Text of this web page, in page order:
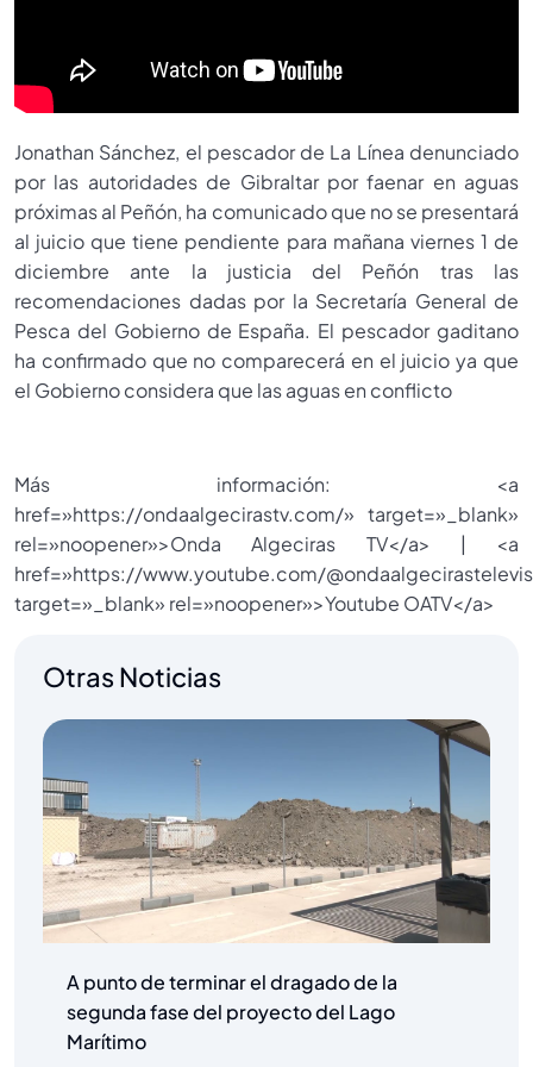
Jonathan Sánchez, el pescador de La Línea denunciado
por las autoridades de Gibraltar por faenar en aguas
próximas al Peñón, ha comunicado que no se presentará
al juicio que tiene pendiente para mañana viernes 1 de
diciembre ante la justicia del Peñón tras las
recomendaciones dadas por la Secretaría General de
Pesca del Gobierno de España. El pescador gaditano
ha confirmado que no comparecerá en el juicio ya que
el Gobierno considera que las aguas en conflicto
Más información: <a
href=»https://ondaalgecirastv.com/» target=»_blank»
rel=»noopener»>Onda Algeciras TV</a> | <a
href=»https://www.youtube.com/
target=»_blank» rel=»noopener»>Youtube OATV</a>
Otras Noticias
A punto de terminar el dragado de la
segunda fase del proyecto del Lago
Marítimo